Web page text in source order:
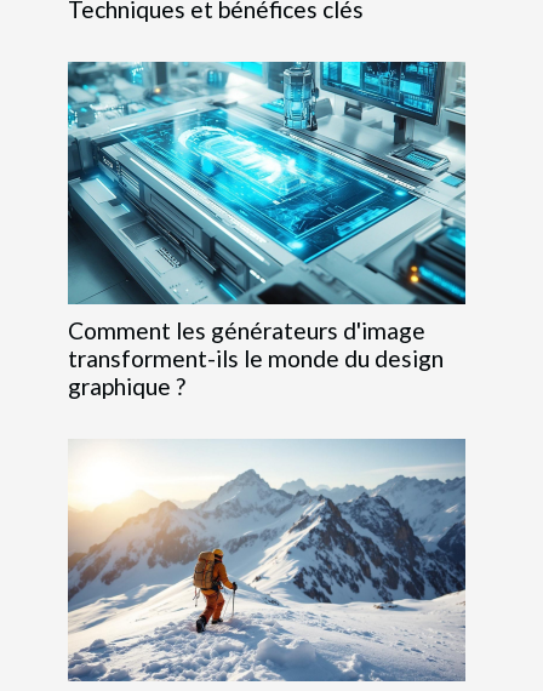
Techniques et bénéfices clés
Comment les générateurs d'image
transforment-ils le monde du design
graphique ?